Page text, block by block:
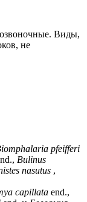
Виды,
не
pfeifferi
Bulinus
nasutus ,
capillata end.,